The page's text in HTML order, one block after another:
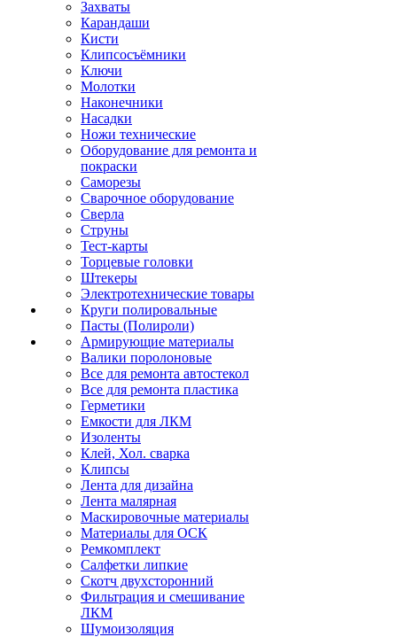
Захваты
Карандаши
Кисти
Клипсосъёмники
Ключи
Молотки
Наконечники
Насадки
Ножи технические
Оборудование для ремонта и
покраски
Саморезы
Сварочное оборудование
Сверла
Струны
Тест-карты
Торцевые головки
Штекеры
Электротехнические товары
Круги полировальные
Пасты (Полироли)
Армирующие материалы
Валики поролоновые
Все для ремонта автостекол
Все для ремонта пластика
Герметики
Емкости для ЛКМ
Изоленты
Клей, Хол. сварка
Клипсы
Лента для дизайна
Лента малярная
Маскировочные материалы
Материалы для ОСК
Ремкомплект
Салфетки липкие
Скотч двухсторонний
Фильтрация и смешивание
ЛКМ
Шумоизоляция